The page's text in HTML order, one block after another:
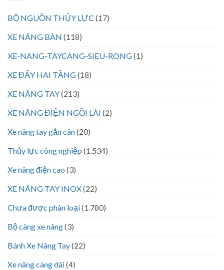
BỘ NGUỒN THỦY LỰC (17)
XE NÂNG BÀN (118)
XE-NANG-TAYCANG-SIEU-RONG(1)
XE ĐẨY HAI TẦNG(18)
XE NÂNG TAY(213)
XE NÂNG ĐIỆN NGỒI LÁI (2)
Xe nâng tay gắn cân(20)
Thủy lực công nghiệp (1.534)
Xe nâng điện cao (3)
XE NÂNG TAY INOX(22)
Chưa được phân loại(1.780)
Bộ càng xe nâng(3)
Bánh Xe Nâng Tay(22)
Xe nâng càng dài(4)